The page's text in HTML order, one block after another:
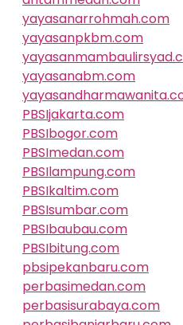
yayasanarrohmah.com
yayasanpkbm.com
yayasanabm.com
PBSIjakarta.com
PBSIbogor.com
PBSImedan.com
PBSIlampung.com
PBSIkaltim.com
PBSIsumbar.com
PBSIbaubau.com
PBSIbitung.com
pbsipekanbaru.com
perbasimedan.com
perbasisurabaya.com